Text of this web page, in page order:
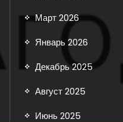
Март 2026
Январь 2026
Декабрь 2025
Август 2025
Июнь 2025